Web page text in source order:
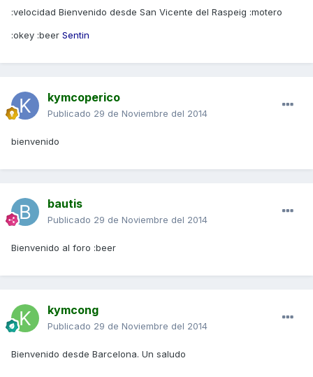
:velocidad Bienvenido desde San Vicente del Raspeig :motero
:okey :beer Sentin
kymcoperico
Publicado 29 de Noviembre del 2014
bienvenido
bautis
Publicado 29 de Noviembre del 2014
Bienvenido al foro :beer
kymcong
Publicado 29 de Noviembre del 2014
Bienvenido desde Barcelona. Un saludo